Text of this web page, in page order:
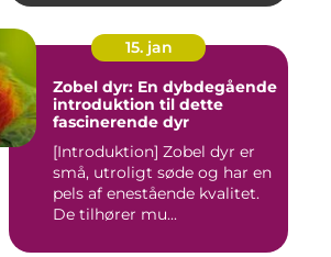
15. jan
Zobel dyr: En dybdegående
introduktion til dette
fascinerende dyr
[Introduktion] Zobel dyr er
små, utroligt søde og har en
pels af enestående kvalitet.
De tilhører mu...